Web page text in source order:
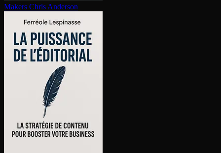
Makers Chris Anderson